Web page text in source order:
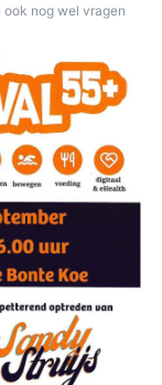
nog wel vragen
Graag ontmoeten
(gratis) lunch en
bij ons in de
Zij hebben